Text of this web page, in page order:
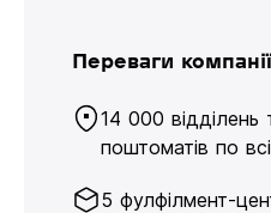
Переваги компанії
14 000
поштоматів по
5 фулфілмент-